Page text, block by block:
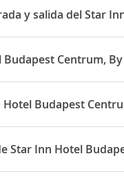
y salida del Star
Centrum, By
Budapest Centrum,
Nacional de Hungría, a
las Cadenas está a 20
Budapest
By Comfort está
Star Inn Hotel
Budapest Centrum,